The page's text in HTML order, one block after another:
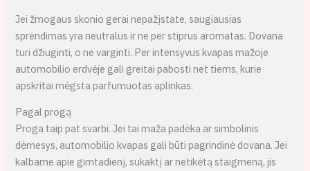
Jei žmogaus skonio gerai nepažįstate, saugiausias
sprendimas yra neutralus ir ne per stiprus aromatas. Dovana
turi džiuginti, o ne varginti. Per intensyvus kvapas mažoje
automobilio erdvėje gali greitai pabosti net tiems, kurie
apskritai mėgsta parfumuotas aplinkas.
Pagal progą
Proga taip pat svarbi. Jei tai maža padėka ar simbolinis
dėmesys, automobilio kvapas gali būti pagrindinė dovana. Jei
kalbame apie gimtadienį, sukaktį ar netikėtą staigmeną, jis